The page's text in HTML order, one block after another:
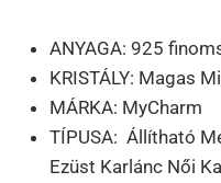
ANYAGA: 925
KRISTÁLY: Magas
MÁRKA: MyCharm
TÍPUSA: Állítható
Ezüst Karlánc Női